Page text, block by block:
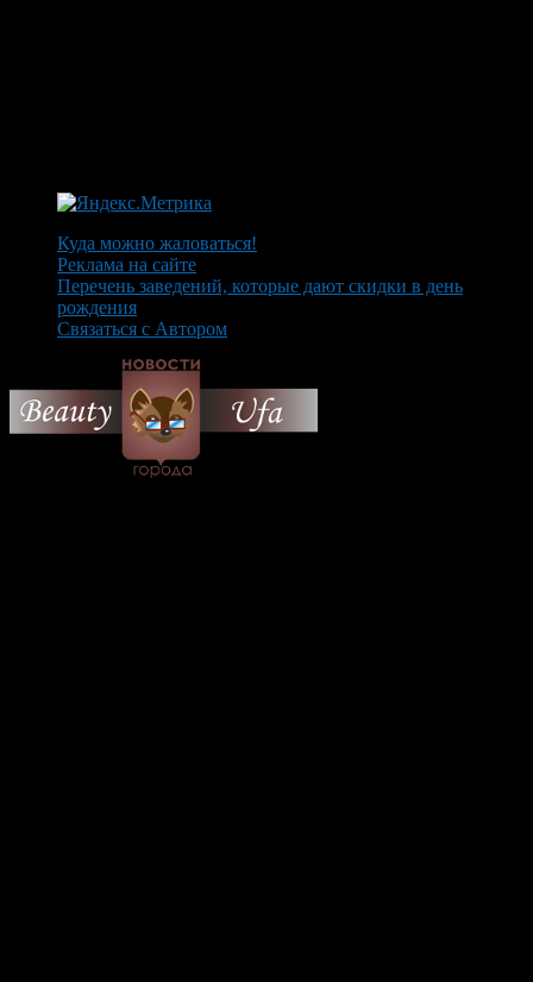
Куда можно жаловаться!
Реклама на сайте
Перечень заведений, которые дают скидки в день
рождения
Связаться с Автором